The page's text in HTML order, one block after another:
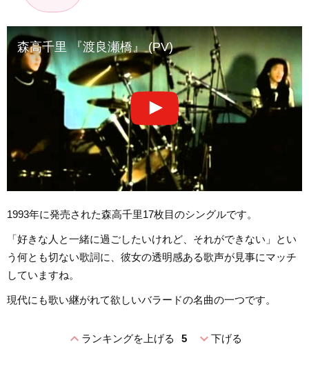
森高千里 『渡良瀬橋』 (PV)
1993年に発売された森高千里17枚目のシングルです。
「好きな人と一緒に過ごしたいけれど、それができない」とい
う何とも切ない歌詞に、彼女の透明感ある歌声が見事にマッチ
していますね。
現代にも歌い継がれて欲しいバラードの名曲の一つです。
expand_lessランキングを上げる 5 expand_more下げる